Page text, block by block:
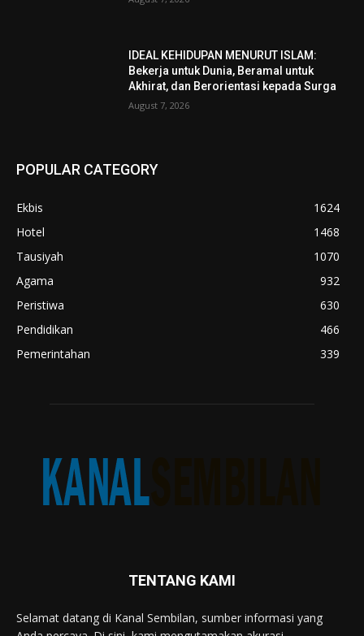
IDEAL KEHIDUPAN MENURUT ISLAM:
Bekerja untuk Dunia, Beramal untuk
Akhirat, dan Berorientasi kepada Surga
August 7, 2026
POPULAR CATEGORY
Ekbis
1624
Hotel
1468
Tausiyah
1070
Agama
932
Peristiwa
630
Pendidikan
466
Pemerintahan
339
TENTANG KAMI
Selamat datang di Kanal Sembilan, sumber informasi yang